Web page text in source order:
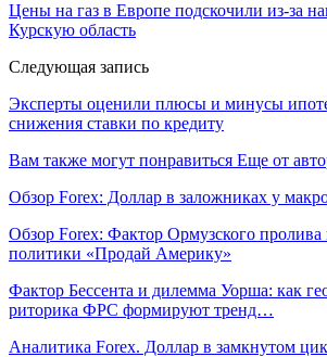
Цены на газ в Европе подскочили из-за
Курскую область
Следующая запись
Эксперты оценили плюсы и минусы
снижения ставки по кредиту
Вам также могут понравиться Еще от
Обзор Forex: Доллар в заложниках у
Обзор Forex: Фактор Ормузского пролива
политики «Продай Америку»
Фактор Бессента и дилемма Уорша: как
риторика ФРС формируют тренд…
Аналитика Forex. Доллар в замкнутом